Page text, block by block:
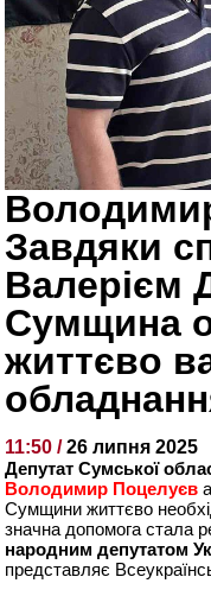
Завдяки
Валерієм
Сумщина
життєво
11:50 /26 липня 2025
Депутат Сумської
Володимир Поцелуєв
Сумщини життєво
значна допомога стала
народним депутатом
представляє